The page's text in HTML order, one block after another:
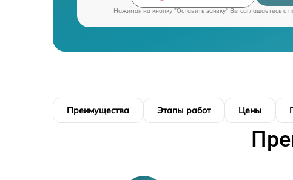
Нажимая на кнопку "Оставить заявку" Вы соглашаетесь c
Преимущества Этапы работ Цены